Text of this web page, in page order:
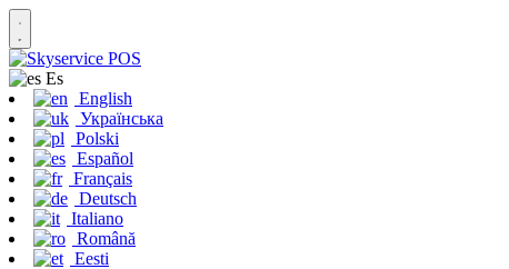
Es
English
Українська
Polski
Español
Français
Deutsch
Italiano
Română
Eesti